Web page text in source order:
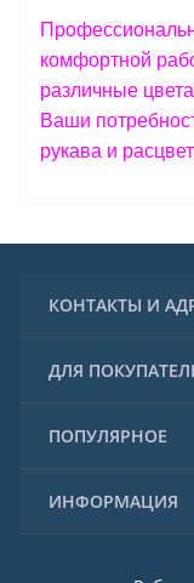
комфортной
различные
Ваши
рукава и
ИНФОРМАЦИЯ
ПОПУЛЯРНОЕ
Спецодежда
ДЛЯ
ГРАФИК РАБОТЫ:
КОНТАКТЫ И
WhatsApp